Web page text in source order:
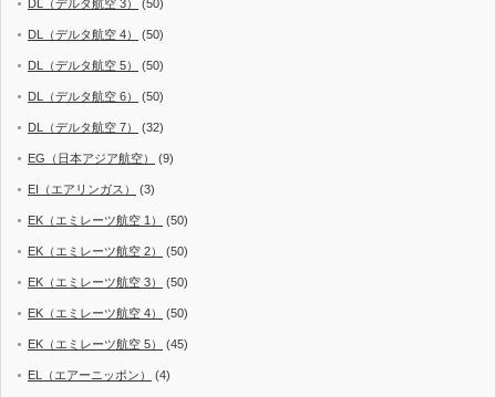
DL（デルタ航空 3） (50)
DL（デルタ航空 4） (50)
DL（デルタ航空 5） (50)
DL（デルタ航空 6） (50)
DL（デルタ航空 7） (32)
EG（日本アジア航空） (9)
EI（エアリンガス） (3)
EK（エミレーツ航空 1） (50)
EK（エミレーツ航空 2） (50)
EK（エミレーツ航空 3） (50)
EK（エミレーツ航空 4） (50)
EK（エミレーツ航空 5） (45)
EL（エアーニッポン） (4)